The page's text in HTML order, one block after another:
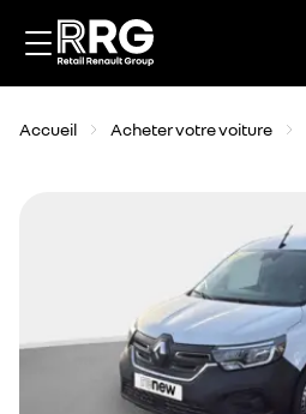
Accueil Acheter votre voiture